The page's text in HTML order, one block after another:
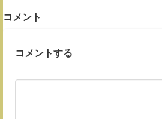
コメント
コメントする